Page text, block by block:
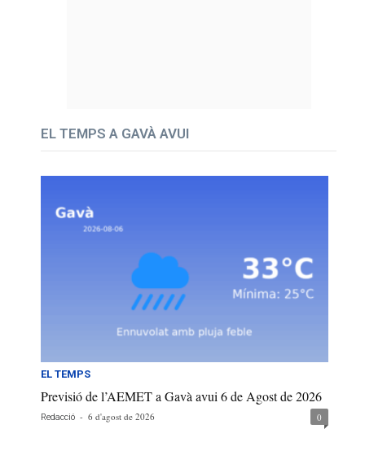
EL TEMPS A GAVÀ AVUI
EL TEMPS
Previsió de l’AEMET a Gavà avui 6 de Agost de 2026
Redacció - 6 d'agost de 2026 0